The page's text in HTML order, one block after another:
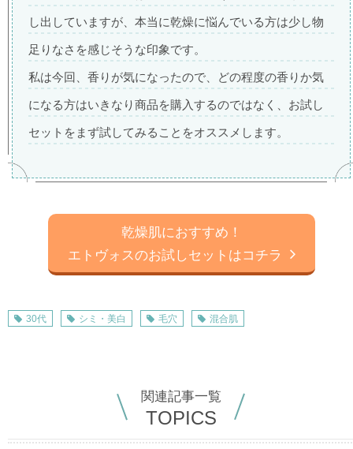
し出していますが、本当に乾燥に悩んでいる方は少し物
足りなさを感じそうな印象です。
私は今回、香りが気になったので、どの程度の香りか気
になる方はいきなり商品を購入するのではなく、お試し
セットをまず試してみることをオススメします。
乾燥肌におすすめ！
エトヴォスのお試しセットはコチラ
30代 シミ・美白 毛穴 混合肌
関連記事一覧
TOPICS